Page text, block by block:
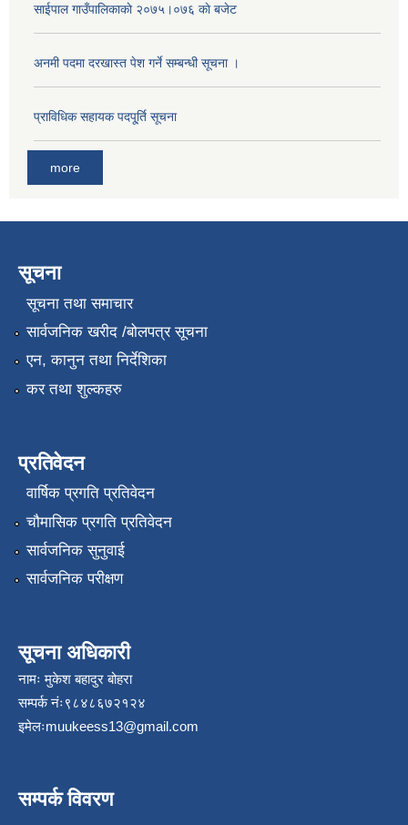
साईपाल गाउँपालिकाकाे २०७५।०७६ काे बजेट
अनमी पदमा दरखास्त पेश गर्ने सम्बन्धी सूचना ।
प्राविधिक सहायक पदपू्र्ति सूचना
more
सूचना
सूचना तथा समाचार
सार्वजनिक खरीद /बोलपत्र सूचना
एन, कानुन तथा निर्देशिका
कर तथा शुल्कहरु
प्रतिवेदन
वार्षिक प्रगति प्रतिवेदन
चौमासिक प्रगति प्रतिवेदन
सार्वजनिक सुनुवाई
सार्वजनिक परीक्षण
सूचना अधिकारी
नामः मुकेश बहादुर बोहरा
सम्पर्क नंः९८४८६७२१२४
इमेलःmuukeess13@gmail.com
सम्पर्क विवरण